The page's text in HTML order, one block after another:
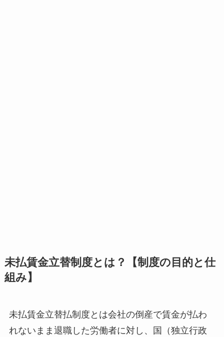
未払賃金立替制度とは？【制度の目的と仕
組み】
未払賃金立替払制度とは会社の倒産で賃金が払わ
れないまま退職した労働者に対し、国（独立行政